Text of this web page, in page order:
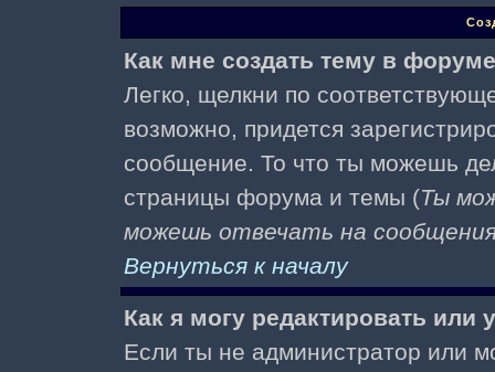
Как мне создать тему в
Легко, щелкни по
возможно, придется
сообщение. То что ты можешь
страницы форума и темы (Ты
можешь отвечать на
Вернуться к началу
Как я могу редактировать или
Если ты не администратор или